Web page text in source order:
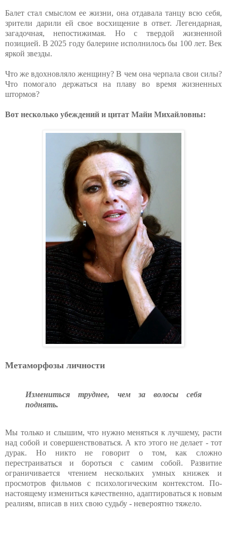
Балет стал смыслом ее жизни, она отдавала танцу всю себя,
зрители дарили ей свое восхищение в ответ. Легендарная,
загадочная, непостижимая. Но с твердой жизненной
позицией. В 2025 году балерине исполнилось бы 100 лет. Век
яркой звезды.
Что же вдохновляло женщину? В чем она черпала свои силы?
Что помогало держаться на плаву во время жизненных
штормов?
Вот несколько убеждений и цитат Майи Михайловны:
Метаморфозы личности
Измениться труднее, чем за волосы себя
поднять.
Мы только и слышим, что нужно меняться к лучшему, расти
над собой и совершенствоваться. А кто этого не делает - тот
дурак. Но никто не говорит о том, как сложно
перестраиваться и бороться с самим собой. Развитие
ограничивается чтением нескольких умных книжек и
просмотров фильмов с психологическим контекстом. По-
настоящему измениться качественно, адаптироваться к новым
реалиям, вписав в них свою судьбу - невероятно тяжело.